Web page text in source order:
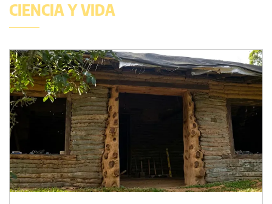
CIENCIA Y VIDA